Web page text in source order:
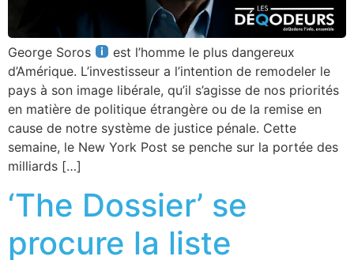
George Soros
est l’homme le plus dangereux
d’Amérique. L’investisseur a l’intention de remodeler le
pays à son image libérale, qu’il s’agisse de nos priorités
en matière de politique étrangère ou de la remise en
cause de notre système de justice pénale. Cette
semaine, le New York Post se penche sur la portée des
milliards […]
‘The Dossier’ se
procure la liste